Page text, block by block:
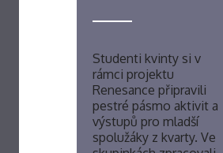
Studenti kvinty si v
rámci projektu
Renesance připravili
pestré pásmo aktivit a
výstupů pro mladší
spolužáky z kvarty. Ve